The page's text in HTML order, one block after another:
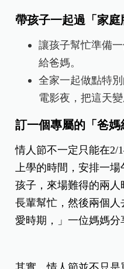
帶孩子一起過「家庭
讓孩子幫忙準備
給爸媽。
全家一起做點特
電影夜，把這天
訂一個專屬的「爸媽
情人節不一定只能在2/
上學的時間，安排一
孩子，來場難得的兩
長輩幫忙，然後兩個
愛時期，」一位媽媽分